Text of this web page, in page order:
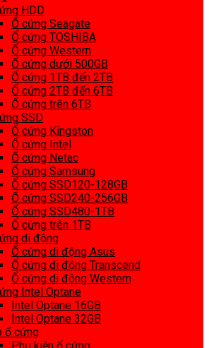
HDD
Ổ cứng Seagate
Ổ cứng TOSHIBA
Ổ cứng Western
Ổ cứng dưới 500GB
Ổ cứng 1TB đến 2TB
Ổ cứng 2TB đến 6TB
Ổ cứng trên 6TB
SSD
Ổ cứng Kingston
Ổ cứng Intel
Ổ cứng Netac
Ổ cứng Samsung
Ổ cứng SSD120-128GB
Ổ cứng SSD240-256GB
Ổ cứng SSD480-1TB
Ổ cứng trên 1TB
di động
Ổ cứng di động Asus
Ổ cứng di động Transcend
Ổ cứng di động Western
Intel Optane
Intel Optane 16GB
Intel Optane 32GB
ổ cứng